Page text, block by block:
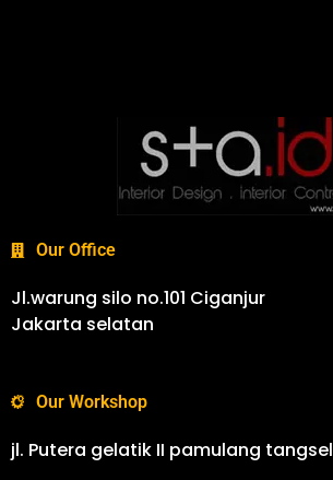
Our Office
Jl.warung silo no.101 Ciganjur
Jakarta selatan
Our Workshop
jl. Putera gelatik II pamulang tangsel